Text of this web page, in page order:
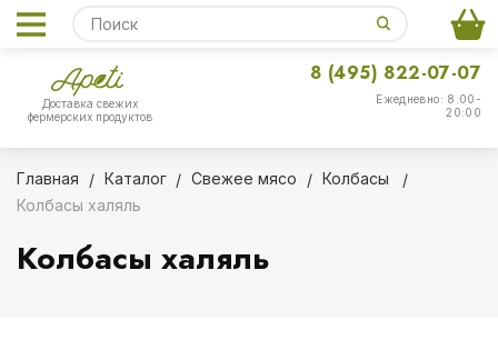
Доставка свежих
фермерских продуктов
Ежедневно: 8:00-
20:00
8 (495) 822-07-07
Главная Каталог Свежее мясо
Колбасы
Колбасы халяль
Колбасы халяль